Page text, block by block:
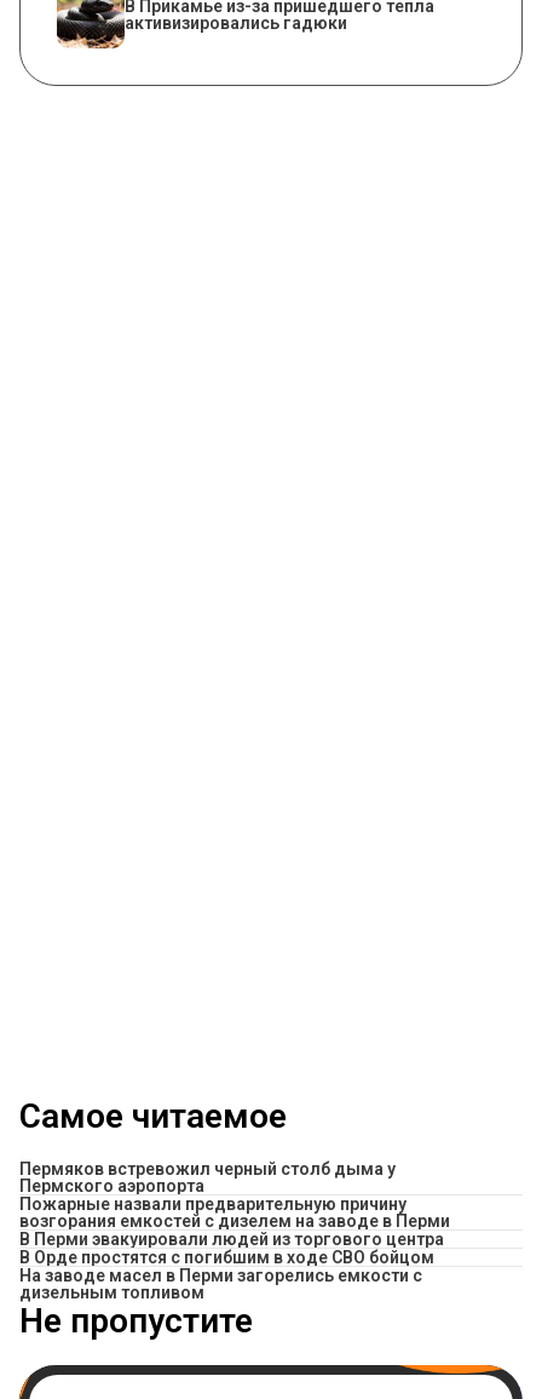
​В Прикамье из-за пришедшего тепла
активизировались гадюки
Самое читаемое
Пермяков встревожил черный столб дыма у
Пермского аэропорта
Пожарные назвали предварительную причину
возгорания емкостей с дизелем на заводе в Перми
В Перми эвакуировали людей из торгового центра
В Орде простятся с погибшим в ходе СВО бойцом
На заводе масел в Перми загорелись емкости с
дизельным топливом
Не пропустите